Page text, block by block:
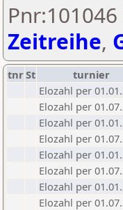
Zeitreihe,
tnrSt turnier
Elozahl per
Elozahl per
Elozahl per
Elozahl per
Elozahl per
Elozahl per
Elozahl per
Elozahl per